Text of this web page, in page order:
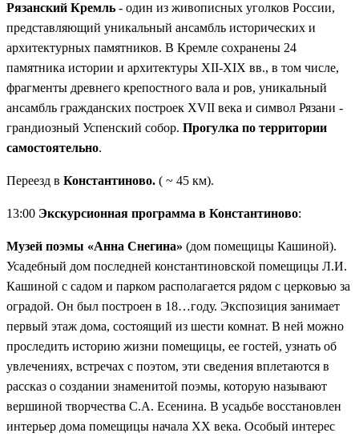
Рязанский Кремль - один из живописных уголков России,
представляющий уникальный ансамбль исторических и
архитектурных памятников. В Кремле сохранены 24
памятника истории и архитектуры XII-XIX вв., в том числе,
фрагменты древнего крепостного вала и ров, уникальный
ансамбль гражданских построек XVII века и символ Рязани -
грандиозный Успенский собор. Прогулка по территории
самостоятельно.
Переезд в Константиново. ( ~ 45 км).
13:00 Экскурсионная программа в Константиново:
Музей поэмы «Анна Снегина» (дом помещицы Кашиной).
Усадебный дом последней константиновской помещицы Л.И.
Кашиной с садом и парком располагается рядом с церковью за
оградой. Он был построен в 18…году. Экспозиция занимает
первый этаж дома, состоящий из шести комнат. В ней можно
проследить историю жизни помещицы, ее гостей, узнать об
увлечениях, встречах с поэтом, эти сведения вплетаются в
рассказ о создании знаменитой поэмы, которую называют
вершиной творчества С.А. Есенина. В усадьбе восстановлен
интерьер дома помещицы начала XX века. Особый интерес